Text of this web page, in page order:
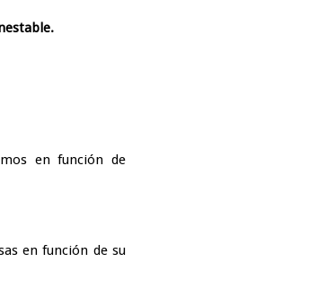
en función de
en función de su